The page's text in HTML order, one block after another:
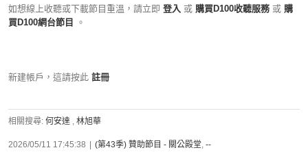
如想線上收聽或下載節目重溫，請立即 登入 或 購買D100收聽服務 或 購
買D100網台節目
。
新建帳戶，這請按此 註冊
相關搜尋: 何安達 , 林旭華
2026/05/11 17:45:38 (第43季) 贊助節目 - 關公殿堂, --